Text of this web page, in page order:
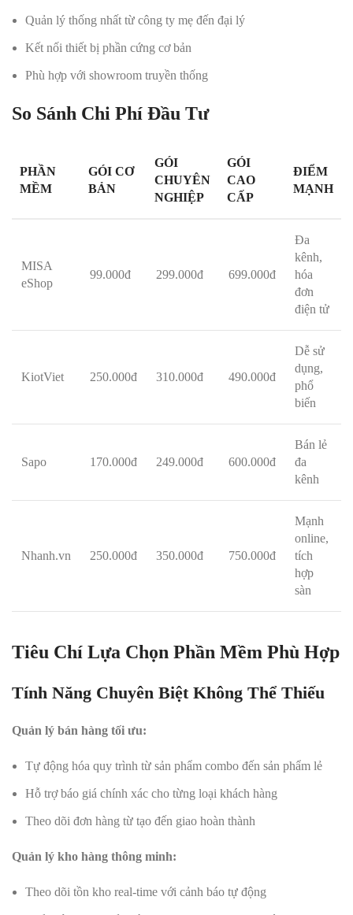
Quản lý thống nhất từ công ty mẹ đến đại lý
Kết nối thiết bị phần cứng cơ bản
Phù hợp với showroom truyền thống
So Sánh Chi Phí Đầu Tư
PHẦN
MỀM
GÓI CƠ
BẢN
GÓI
CHUYÊN
NGHIỆP
GÓI
CAO
CẤP
ĐIỂM
MẠNH
MISA
eShop
99.000đ 299.000đ 699.000đ
Đa
kênh,
hóa
đơn
điện tử
KiotViet 250.000đ 310.000đ 490.000đ
Dễ sử
dụng,
phổ
biến
Sapo 170.000đ 249.000đ 600.000đ
Bán lẻ
đa
kênh
Nhanh.vn 250.000đ 350.000đ 750.000đ
Mạnh
online,
tích
hợp
sàn
Tiêu Chí Lựa Chọn Phần Mềm Phù Hợp
Tính Năng Chuyên Biệt Không Thể Thiếu
Quản lý bán hàng tối ưu:
Tự động hóa quy trình từ sản phẩm combo đến sản phẩm lẻ
Hỗ trợ báo giá chính xác cho từng loại khách hàng
Theo dõi đơn hàng từ tạo đến giao hoàn thành
Quản lý kho hàng thông minh:
Theo dõi tồn kho real-time với cảnh báo tự động